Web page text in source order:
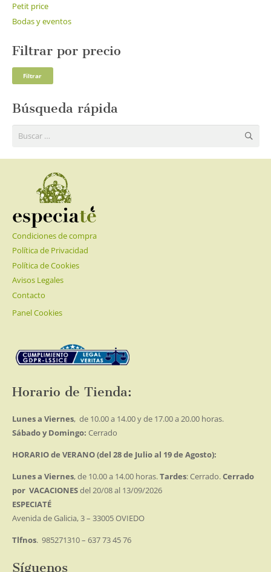
Petit price
Bodas y eventos
Filtrar por precio
Filtrar
Búsqueda rápida
Buscar:
Condiciones de compra
Política de Privacidad
Política de Cookies
Avisos Legales
Contacto
Panel Cookies
Horario de Tienda:
Lunes a Viernes, de 10.00 a 14.00 y de 17.00 a 20.00 horas.
Sábado y Domingo: Cerrado
HORARIO de VERANO (del 28 de Julio al 19 de Agosto):
Lunes a Viernes, de 10.00 a 14.00 horas.Tardes: Cerrado.Cerrado
por VACACIONESdel 20/08 al 13/09/2026
ESPECIATÉ
Avenida de Galicia, 3 – 33005 OVIEDO
Tlfnos. 985271310 – 637 73 45 76
Síguenos